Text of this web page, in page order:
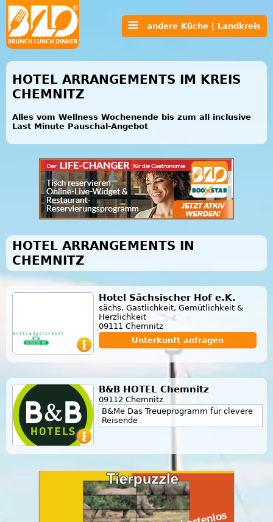
andere Küche | Landkreis
HOTEL ARRANGEMENTS IM KREIS
CHEMNITZ
Alles vom Wellness Wochenende bis zum all inclusive
Last Minute Pauschal-Angebot
HOTEL ARRANGEMENTS IN
CHEMNITZ
Hotel Sächsischer Hof e.K.
sächs. Gastlichkeit, Gemütlichkeit &
Herzlichkeit
09111 Chemnitz
Unterkunft anfragen
B&B HOTEL Chemnitz
09112 Chemnitz
B&Me Das Treueprogramm für clevere
Reisende